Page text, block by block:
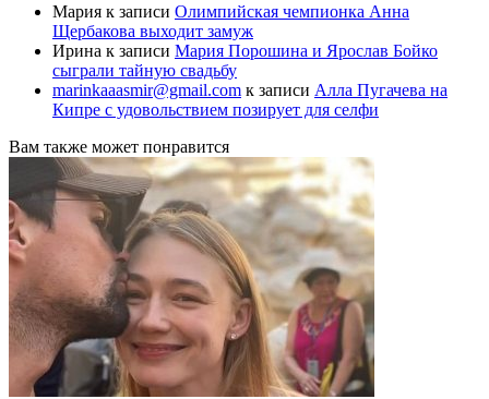
Мария к записи Олимпийская чемпионка Анна
Щербакова выходит замуж
Ирина к записи Мария Порошина и Ярослав Бойко
сыграли тайную свадьбу
marinkaaasmir@gmail.com к записи Алла Пугачева на
Кипре с удовольствием позирует для селфи
Вам также может понравится